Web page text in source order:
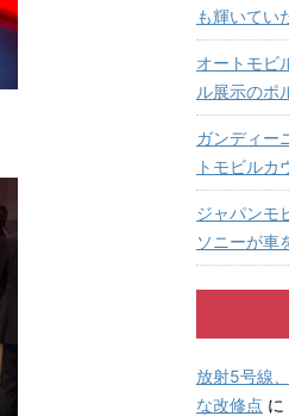
も輝いてい
オートモビ
ル展示のポ
ガンディー
トモビル
ジャパンモ
ソニーが車
放射5号線
な改修点 に